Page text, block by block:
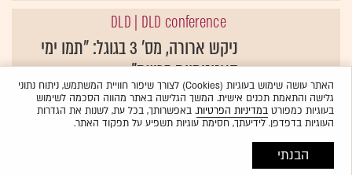
DLD | DLD conference
ניקש ארורה, מס' 3 בגוגל: "תמו ימי
האנונימיות ברשת"
{19}דורון אביגד, מינכןהאתר עושה שימוש בעוגיות (Cookies) לצורך שיפור חוויית המשתמש, ניתוח נתוני
גלישה והתאמת תכנים אישית. המשך הגלישה באתר מהווה הסכמה לשימוש
בעוגיות כמפורטבמדיניות הפרטיות. באפשרותך, בכל עת, לשנות את הגדרות
העוגיות בדפדפן. לידיעתך, חסימת עוגיות תשפיע על תפקוד האתר.
הבנתי